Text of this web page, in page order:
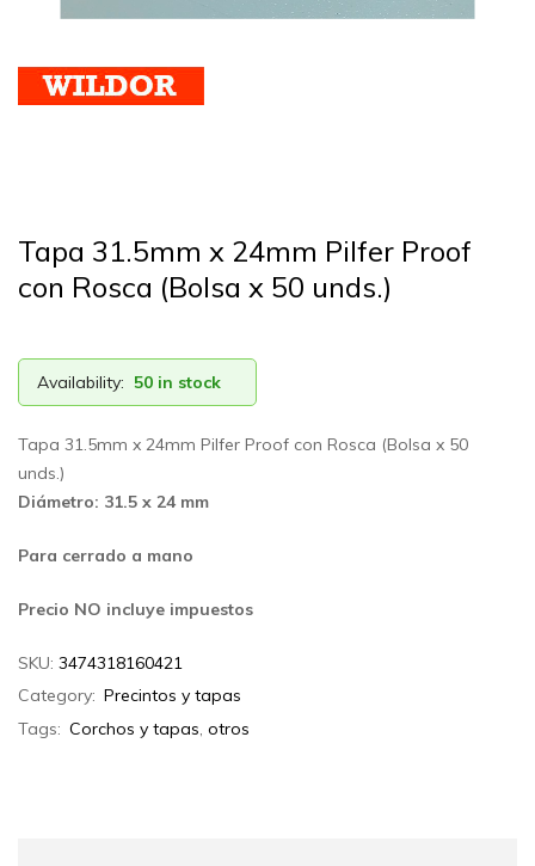
Tapa 31.5mm x 24mm Pilfer Proof
con Rosca (Bolsa x 50 unds.)
Availability: 50 in stock
Tapa 31.5mm x 24mm Pilfer Proof con Rosca (Bolsa x 50
unds.)
Diámetro: 31.5 x 24 mm
Para cerrado a mano
Precio NO incluye impuestos
SKU: 3474318160421
Category: Precintos y tapas
Tags: Corchos y tapas, otros